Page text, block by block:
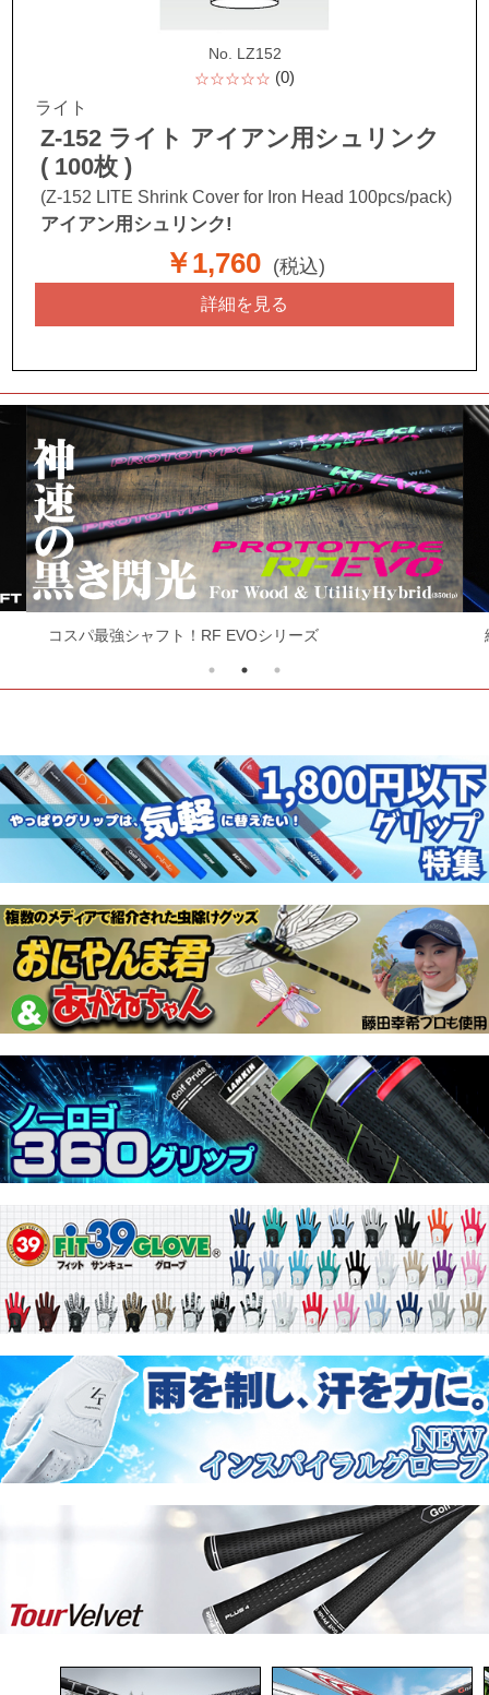
No. LZ152
☆☆☆☆☆ (0)
ライト
Z-152 ライト アイアン用シュリンク
( 100枚 )
(Z-152 LITE Shrink Cover for Iron Head 100pcs/pack)
アイアン用シュリンク!
￥1,760 (税込)
詳細を見る
コスパ最強シャフト！RF EVOシリーズ